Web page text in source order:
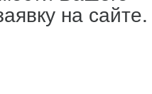
на сайте.